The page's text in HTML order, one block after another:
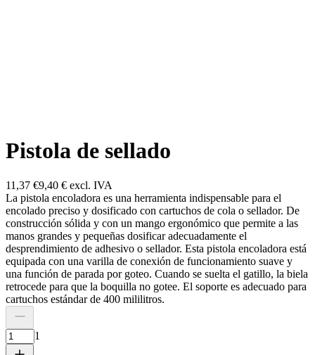
Pistola de sellado
11,37 €9,40 € excl. IVA
La pistola encoladora es una herramienta indispensable para el
encolado preciso y dosificado con cartuchos de cola o sellador. De
construcción sólida y con un mango ergonómico que permite a las
manos grandes y pequeñas dosificar adecuadamente el
desprendimiento de adhesivo o sellador. Esta pistola encoladora está
equipada con una varilla de conexión de funcionamiento suave y
una función de parada por goteo. Cuando se suelta el gatillo, la biela
retrocede para que la boquilla no gotee. El soporte es adecuado para
cartuchos estándar de 400 mililitros.
1